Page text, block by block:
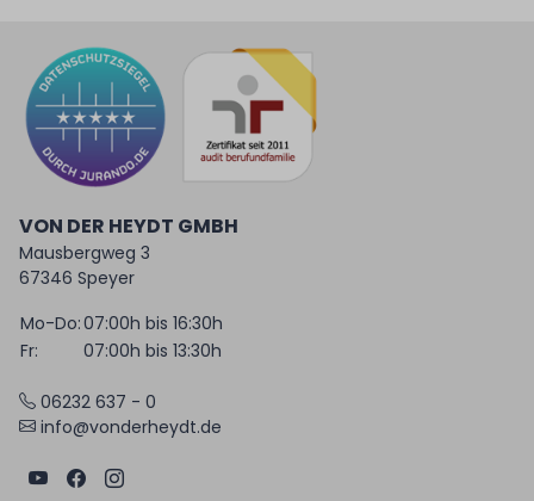
VON DER HEYDT GMBH
Mausbergweg 3
67346 Speyer
Mo-Do:07:00h bis 16:30h
Fr:
07:00h bis 13:30h
06232 637 - 0
info@vonderheydt.de